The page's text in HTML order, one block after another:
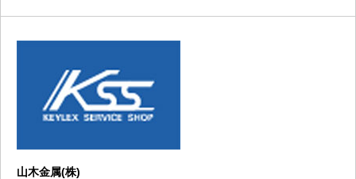
山木金属(株)